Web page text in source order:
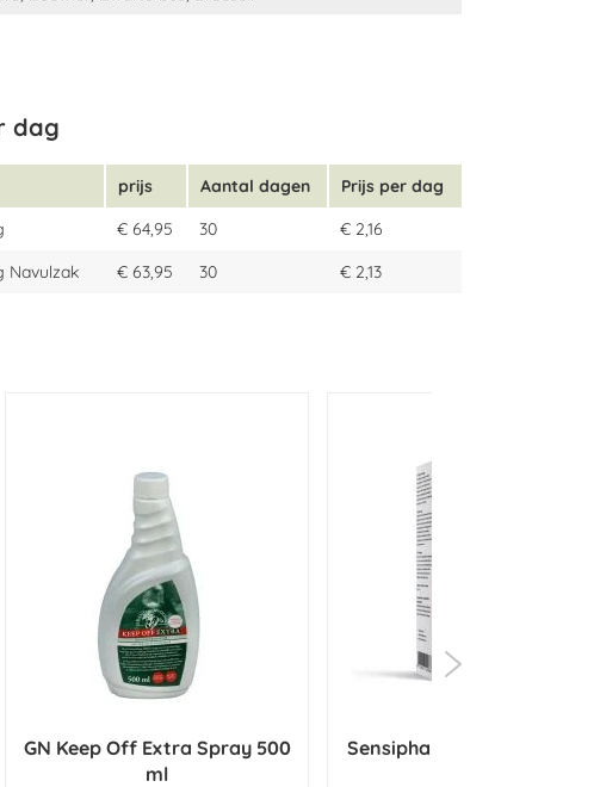
dag
prijs Aantal dagen
Prijs per dag
€ 64,95 30
€ 2,16
Navulzak
€ 63,95 30 € 2,13
GN Keep Off Extra Spray 500
ml
Sensipharm Sensi Flex Spray